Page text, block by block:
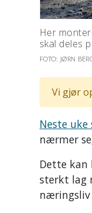
Her
skal deles
FOTO: JØRN
Vi gjør
Neste
nærmer
Dette kan
sterkt lag
næringsliv